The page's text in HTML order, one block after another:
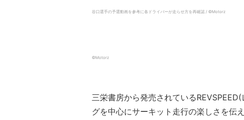
谷口選手の予選動画を参考に各ドライバーが走らせ方を再確認 / ©️Motorz
©️Motorz
三栄書房から発売されている
グを中心にサーキット走行の楽しさを